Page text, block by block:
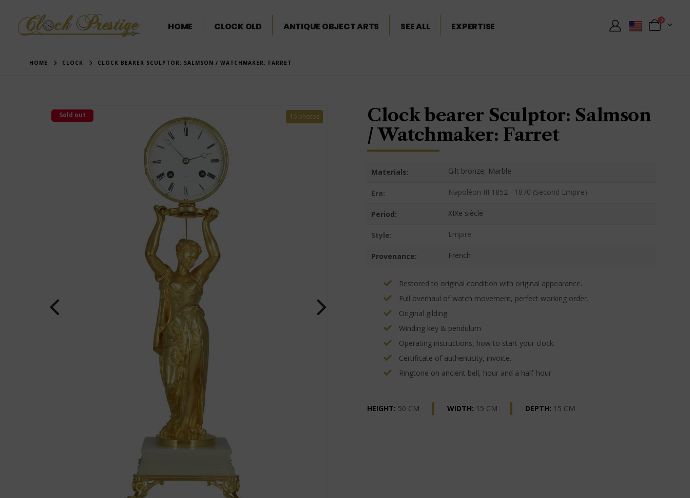
HOME CLOCK OLD ANTIQUE OBJECT ARTS SEE ALL EXPERTISE
0
HOME CLOCK CLOCK BEARER SCULPTOR: SALMSON / WATCHMAKER: FARRET
16 photos
Sold out
Clock bearer Sculptor: Salmson
/ Watchmaker: Farret
Materials: Gilt bronze, Marble
Era: Napoléon III 1852 - 1870 (Second Empire)
Period: XIXe siècle
Style: Empire
Provenance: French
Restored to original condition with original appearance.
Full overhaul of watch movement, perfect working order.
Original gilding.
Winding key & pendulum
Operating instructions, how to start your clock.
Certificate of authenticity, invoice.
Ringtone on ancient bell, hour and a half-hour
HEIGHT: 50 CM WIDTH: 15 CM DEPTH: 15 CM